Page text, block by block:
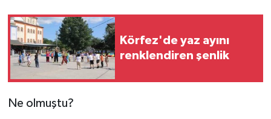
Körfez'de yaz ayını
renklendiren şenlik
Ne olmuştu?